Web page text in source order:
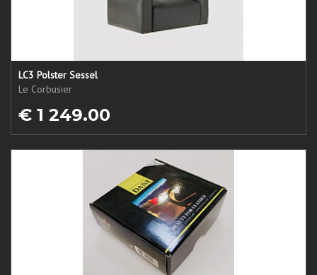
LC3 Polster Sessel
Le Corbusier
€ 1 249.00